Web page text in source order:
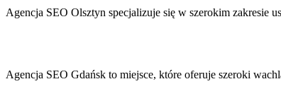
Agencja SEO Olsztyn specjalizuje się w szerokim zakresie
Agencja SEO Gdańsk to miejsce, które oferuje szeroki